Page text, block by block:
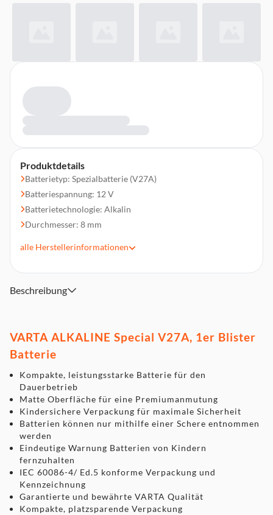
Produktdetails
Batterietyp: Spezialbatterie (V27A)
Batteriespannung: 12 V
Batterietechnologie: Alkalin
Durchmesser: 8 mm
alle Herstellerinformationen
Beschreibung
VARTA ALKALINE Special V27A, 1er Blister
Batterie
Kompakte, leistungsstarke Batterie für den
Dauerbetrieb
Matte Oberfläche für eine Premiumanmutung
Kindersichere Verpackung für maximale Sicherheit
Batterien können nur mithilfe einer Schere entnommen
werden
Eindeutige Warnung Batterien von Kindern
fernzuhalten
IEC 60086-4/ Ed.5 konforme Verpackung und
Kennzeichnung
Garantierte und bewährte VARTA Qualität
Kompakte, platzsparende Verpackung